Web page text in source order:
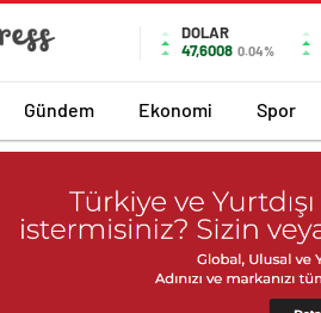
DOLAR
47,6008 0.04%
Gündem Ekonomi Spor